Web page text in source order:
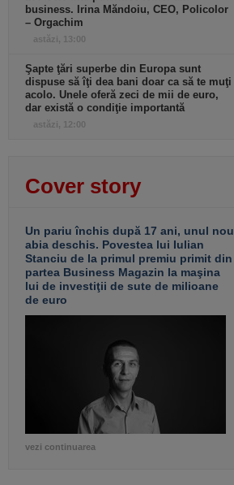
business. Irina Măndoiu, CEO, Policolor
– Orgachim
astăzi, 13:00
Şapte ţări superbe din Europa sunt
dispuse să îţi dea bani doar ca să te muţi
acolo. Unele oferă zeci de mii de euro,
dar există o condiţie importantă
astăzi, 12:00
Cover story
Un pariu închis după 17 ani, unul nou
abia deschis. Povestea lui Iulian
Stanciu de la primul premiu primit din
partea Business Magazin la maşina
lui de investiţii de sute de milioane
de euro
vezi continuarea